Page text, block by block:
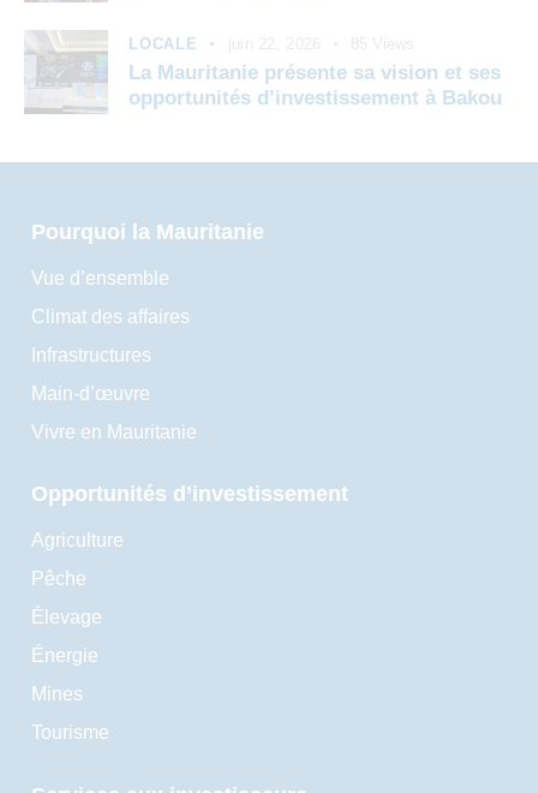
LOCALE
La Mauritanie présente sa vision et ses
opportunités d’investissement à Bakou
Pourquoi la Mauritanie
Vue d’ensemble
Climat des affaires
Infrastructures
Main-d’œuvre
Vivre en Mauritanie
Opportunités d’investissement
Agriculture
Pêche
Élevage
Énergie
Mines
Tourisme